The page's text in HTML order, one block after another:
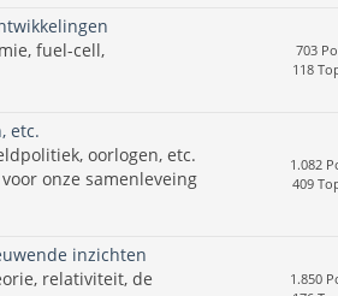
fuel-cell,
703
118
etc.
oorlogen, etc.
onze samenleveing
1.082
409
inzichten
relativiteit, de
1.850